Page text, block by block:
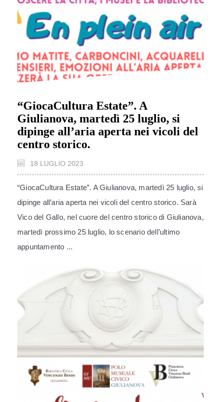
“GiocaCultura Estate”. A
Giulianova, martedì 25 luglio, si
dipinge all’aria aperta nei vicoli del
centro storico.
18 LUGLIO 2023
“GiocaCultura Estate”. A Giulianova, martedì 25 luglio, si
dipinge all’aria aperta nei vicoli del centro storico. Sarà
Vico del Gallo, nel cuore del centro storico di Giulianova,
martedì prossimo 25 luglio, lo scenario dell’ultimo
appuntamento ...